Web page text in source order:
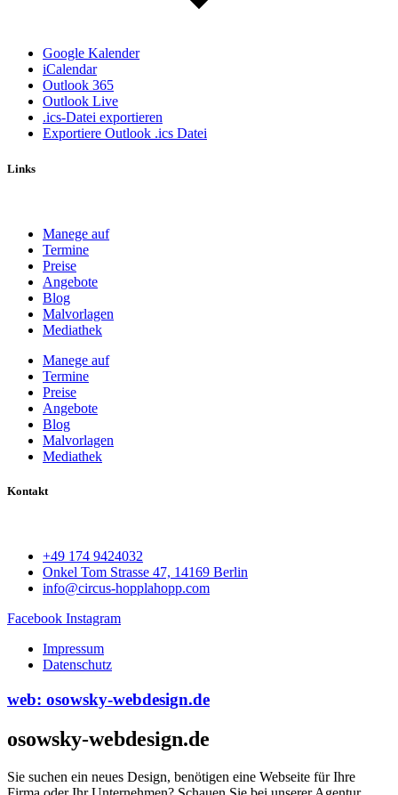
Google Kalender
iCalendar
Outlook 365
Outlook Live
.ics-Datei exportieren
Exportiere Outlook .ics Datei
Links
Manege auf
Termine
Preise
Angebote
Blog
Malvorlagen
Mediathek
Manege auf
Termine
Preise
Angebote
Blog
Malvorlagen
Mediathek
Kontakt
+49 174 9424032
Onkel Tom Strasse 47, 14169 Berlin
info@circus-hopplahopp.com
Facebook Instagram
Impressum
Datenschutz
web: osowsky-webdesign.de
osowsky-webdesign.de
Sie suchen ein neues Design, benötigen eine Webseite für Ihre